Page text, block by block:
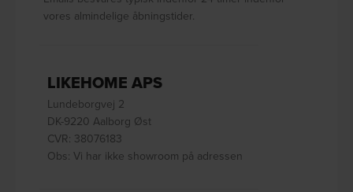
vores almindelige åbningstider.
LIKEHOME APS
Lundeborgvej 2
DK-9220 Aalborg Øst
CVR: 38076183
Obs: Vi har ikke showroom på adressen